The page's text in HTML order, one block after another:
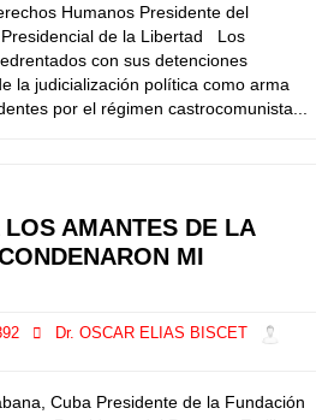
Humanos Presidente del
de la Libertad Los
con sus detenciones
la judicialización política como arma
por el régimen castrocomunista...
AMANTES DE LA
MI
Dr. OSCAR ELIAS BISCET
Cuba Presidente de la Fundación